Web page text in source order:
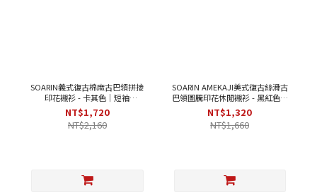
SOARIN義式復古棉麻古巴領拼接
印花襯衫 - 卡其色｜短袖
[2527C425]
NT$1,720
NT$2,160
SOARIN AMEKAJI美式復古絲滑古
巴領圖騰印花休閒襯衫 - 黑紅色｜
短袖 [ 212C426 ]
NT$1,320
NT$1,660